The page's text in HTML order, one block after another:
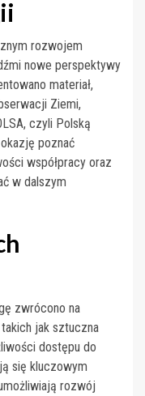
rozwojem
nowe perspektywy
materiał,
Ziemi,
czyli Polską
poznać
współpracy oraz
w dalszym
zwrócono na
jak sztuczna
dostępu do
się kluczowym
rozwój